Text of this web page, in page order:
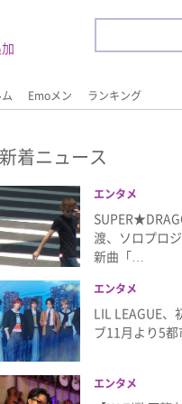
Emoメン ランキング
新着ニュース
エンタメ
渡、ソロプロ
新曲「…
エンタメ
LIL LEAGUE、
ブ11月より5都
エンタメ